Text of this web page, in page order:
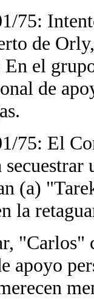
75:
de
el
de
75: El
(a)
la
"Carlos"
apoyo